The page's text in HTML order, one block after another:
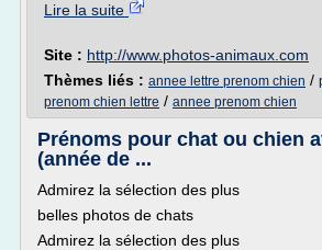
Lire la suite
Site : http://www.photos-animaux.com
Thèmes liés : annee lettre prenom chien /
prenom chien lettre / annee prenom chien
Prénoms pour chat ou chien
(année de ...
Admirez la sélection des plus
belles photos de chats
Admirez la sélection des plus